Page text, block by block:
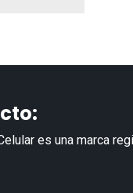
es una marca